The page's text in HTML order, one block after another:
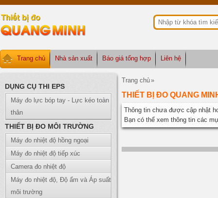
Trang chủ Nhà sản xuất Báo giá tổng hợp Liên hệ
DỤNG CỤ THI EPS
Máy đo lực bóp tay - Lực kéo toàn
thân
THIẾT BỊ ĐO MÔI TRƯỜNG
Máy đo nhiệt độ hồng ngoại
Máy đo nhiệt độ tiếp xúc
Camera đo nhiệt độ
Máy đo nhiệt độ, Độ ẩm và Áp suất
môi trường
Trang chủ»
THIẾT BỊ ĐO QUANG
Thông tin chưa được cập nhật
Bạn có thể xem thông tin các